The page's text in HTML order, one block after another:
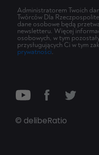
Administratorem Twoich
Twórców Dla
dane osobowe będą
newsletteru. Więcej
osobowych, w tym
przysługujących Ci w tym
prywatności.
© delibeRatio